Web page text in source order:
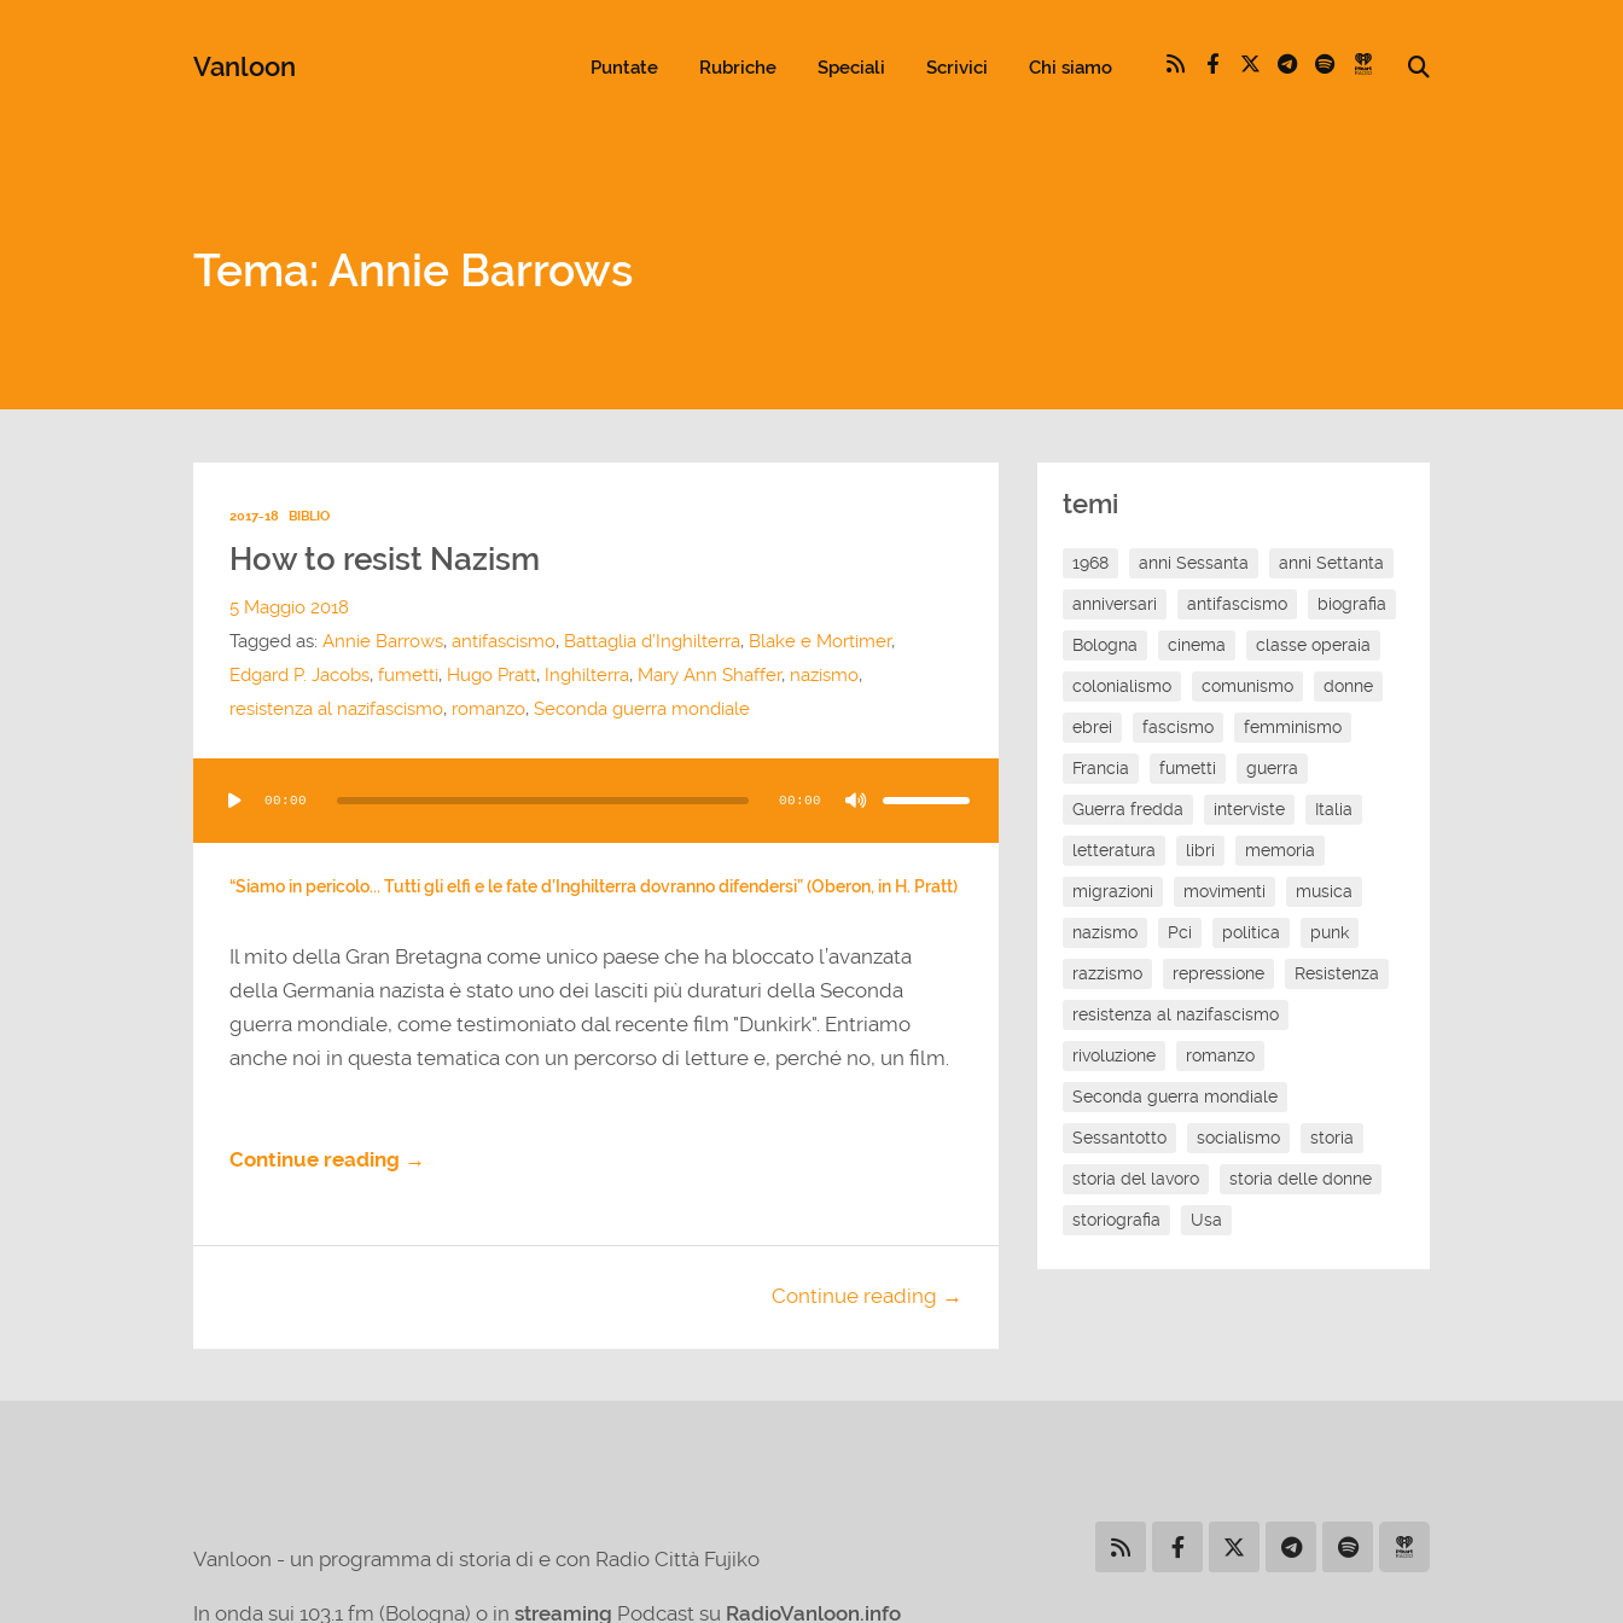
Vanloon Puntate Rubriche Speciali Scrivici Chi siamo
Tema: Annie Barrows
2017-18 BIBLIO
How to resist Nazism
5 Maggio 2018
Tagged as: Annie Barrows, antifascismo, Battaglia d’Inghilterra, Blake e Mortimer,
Edgard P. Jacobs, fumetti, Hugo Pratt, Inghilterra, Mary Ann Shaffer, nazismo,
resistenza al nazifascismo, romanzo, Seconda guerra mondiale
Player
00:00 00:00
Usa
freccia
aumentare
il
volume.
“Siamo in pericolo... Tutti gli elfi e le fate d’Inghilterra dovranno difendersi” (Oberon, in H. Pratt)
Il mito della Gran Bretagna come unico paese che ha bloccato l’avanzata
della Germania nazista è stato uno dei lasciti più duraturi della Seconda
guerra mondiale, come testimoniato dal recente film "Dunkirk". Entriamo
anche noi in questa tematica con un percorso di letture e, perché no, un film.
Continue reading →
Continue reading →
temi
1968 anni Sessanta anni Settanta
anniversari antifascismo biografia
Bologna cinema classe operaia
colonialismo comunismo donne
ebrei fascismo femminismo
Francia fumetti guerra
Guerra fredda interviste Italia
letteratura libri memoria
migrazioni movimenti musica
nazismo Pci politica punk
razzismo repressione Resistenza
resistenza al nazifascismo
rivoluzione romanzo
Seconda guerra mondiale
Sessantotto socialismo storia
storia del lavoro storia delle donne
storiografia Usa
Vanloon - un programma di storia di e con Radio Città Fujiko
In onda sui 103.1 fm (Bologna) o in streaming Podcast su RadioVanloon.info